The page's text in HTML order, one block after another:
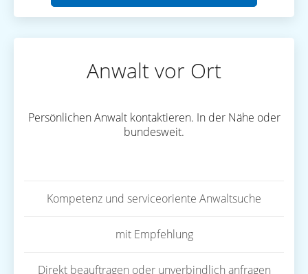
Anwalt vor Ort
Persönlichen Anwalt kontaktieren. In der Nähe oder
bundesweit.
Kompetenz und serviceoriente Anwaltsuche
mit Empfehlung
Direkt beauftragen oder unverbindlich anfragen